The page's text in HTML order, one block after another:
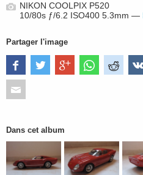
NIKON COOLPIX P520
10/80s ƒ/6.2 ISO400 5.3mm —
Partager l'image
Dans cet album